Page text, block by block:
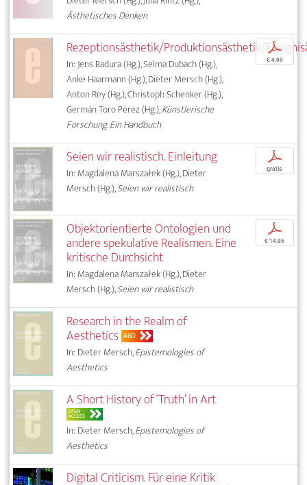
Ästhetisches Denken
Rezeptionsästhetik/Produktionsästhetik/
In: Jens Badura (Hg.), Selma Dubach (Hg.),
Anke Haarmann (Hg.), Dieter Mersch (Hg.),
Anton Rey (Hg.), Christoph Schenker (Hg.),
Germán Toro Pérez (Hg.),Künstlerische
Forschung. Ein Handbuch
p
€ 4,95
Seien wir realistisch. Einleitung
In: Magdalena Marszałek (Hg.), Dieter
Mersch (Hg.),Seien wir realistisch
p
gratis
Objektorientierte Ontologien und
andere spekulative Realismen. Eine
kritische Durchsicht
In: Magdalena Marszałek (Hg.), Dieter
Mersch (Hg.),Seien wir realistisch
p
€ 14,95
Research in the Realm of
Aesthetics ABO
In: Dieter Mersch,Epistemologies of
Aesthetics
A Short History of ‘Truth’ in Art
OPEN
ACCESS
In: Dieter Mersch,Epistemologies of
Aesthetics
Digital Criticism. Für eine Kritik